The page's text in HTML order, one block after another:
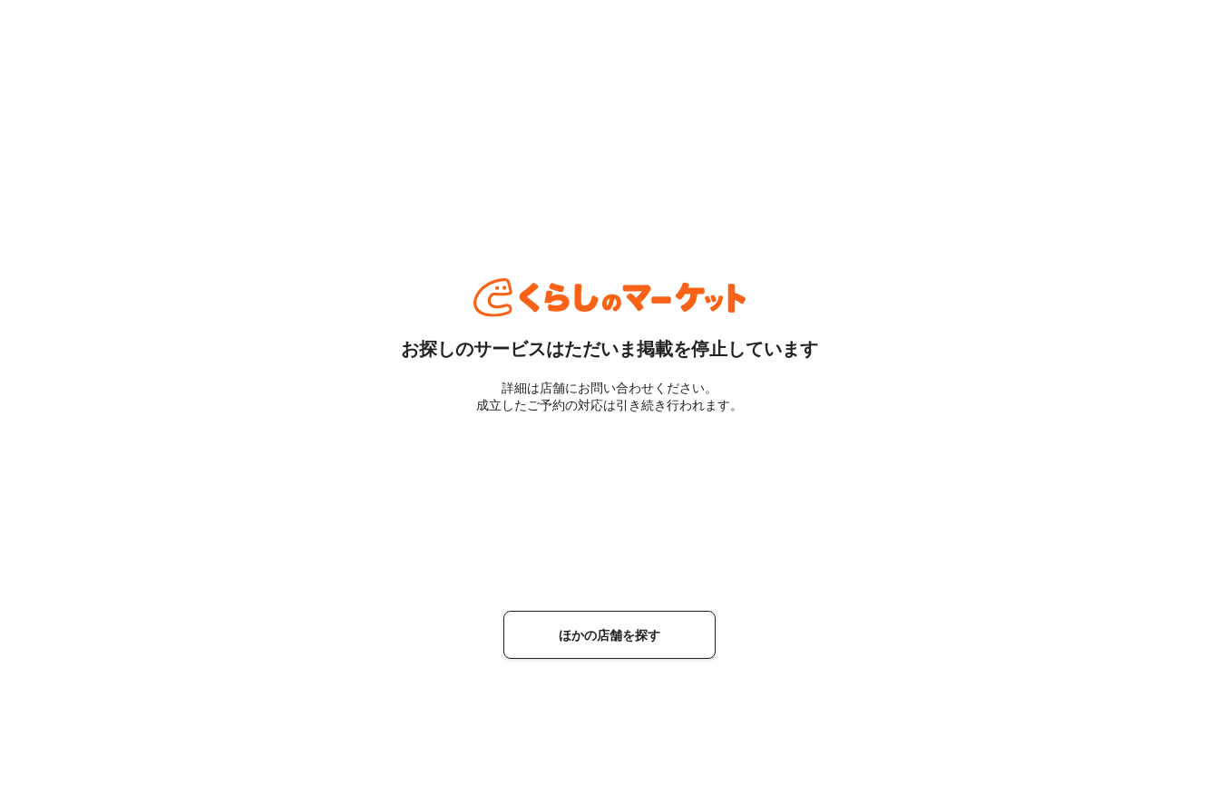
お探しのサービスはただいま掲載を停止しています
詳細は店舗にお問い合わせください。
成立したご予約の対応は引き続き行われます。
ほかの店舗を探す